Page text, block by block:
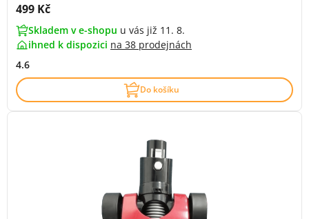
Cena s DPH:
499 Kč
Skladem v e-shopu u vás již 11. 8.
ihned k dispozici na 38 prodejnách
4.6
Do košíku